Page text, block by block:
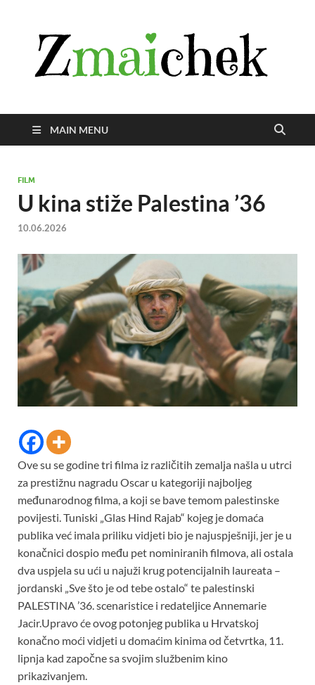
MAIN MENU
FILM
U kina stiže Palestina ’36
10.06.2026
Ove su se godine tri filma iz različitih zemalja našla u utrci
za prestižnu nagradu Oscar u kategoriji najboljeg
međunarodnog filma, a koji se bave temom palestinske
povijesti. Tuniski „Glas Hind Rajab“ kojeg je domaća
publika već imala priliku vidjeti bio je najuspješniji, jer je u
konačnici dospio među pet nominiranih filmova, ali ostala
dva uspjela su ući u najuži krug potencijalnih laureata –
jordanski „Sve što je od tebe ostalo“ te palestinski
PALESTINA ’36. scenaristice i redateljice Annemarie
Jacir.Upravo će ovog potonjeg publika u Hrvatskoj
konačno moći vidjeti u domaćim kinima od četvrtka, 11.
lipnja kad započne sa svojim službenim kino
prikazivanjem.